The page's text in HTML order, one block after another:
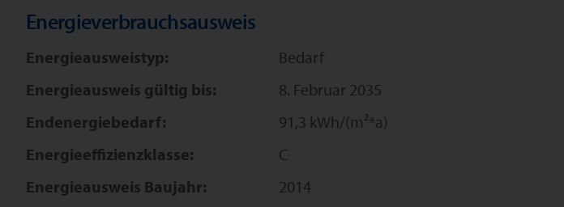
Energieverbrauchsausweis
Energieausweistyp:
Bedarf
Energieausweis gültig bis:
8. Februar 2035
Endenergiebedarf:
91,3 kWh/(m²*a)
Energieeffizienzklasse:
C
Energieausweis Baujahr:
2014